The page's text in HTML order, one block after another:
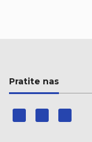
Pratite nas